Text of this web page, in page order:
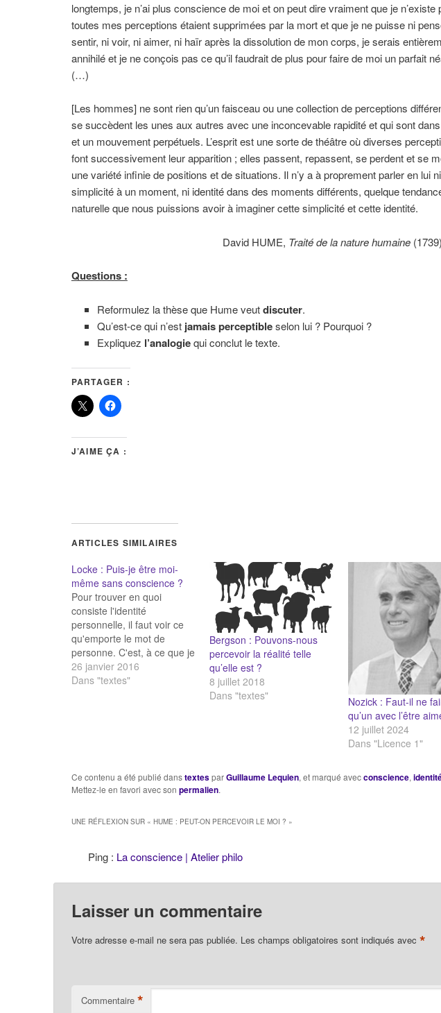
longtemps, je n’ai plus conscience de moi et on peut dire vraiment que je n’existe
toutes mes perceptions étaient supprimées par la mort et que je ne puisse ni
sentir, ni voir, ni aimer, ni haïr après la dissolution de mon corps, je serais
annihilé et je ne conçois pas ce qu’il faudrait de plus pour faire de moi un parfait
(…)
[Les hommes] ne sont rien qu’un faisceau ou une collection de perceptions
se succèdent les unes aux autres avec une inconcevable rapidité et qui sont
et un mouvement perpétuels. L’esprit est une sorte de théâtre où diverses
font successivement leur apparition ; elles passent, repassent, se perdent et se
une variété infinie de positions et de situations. Il n’y a à proprement parler en lui ni
simplicité à un moment, ni identité dans des moments différents, quelque
naturelle que nous puissions avoir à imaginer cette simplicité et cette identité.
David HUME, Traité de la nature humaine
Questions :
Reformulez la thèse que Hume veutdiscuter.
Qu’est-ce qui n’est jamais perceptibleselon lui ? Pourquoi ?
Expliquez l’analogiequi conclut le texte.
PARTAGER :
J’AIME ÇA :
ARTICLES SIMILAIRES
Locke : Puis-je être moi-
même sans conscience ?
Pour trouver en quoi
consiste l'identité
personnelle, il faut voir ce
qu'emporte le mot de
personne. C'est, à ce que je
crois, un être pensant et
intelligent, capable de
26 janvier 2016
Dans "textes"
Bergson : Pouvons-nous
percevoir la réalité telle
qu’elle est ?
8 juillet 2018
Dans "textes"
Nozick : Faut-il ne
qu’un avec l’être
12 juillet 2024
Dans "Licence 1"
Ce contenu a été publié danstextesparGuillaume Lequien, et marqué avecconscience,
Mettez-le en favori avec son permalien.
UNE RÉFLEXION SUR « HUME : PEUT-ON PERCEVOIR LE MOI ? »
Ping : La conscience | Atelier philo
Laisser un commentaire
Votre adresse e-mail ne sera pas publiée. Les champs obligatoires sont indiqués avec *
Commentaire *